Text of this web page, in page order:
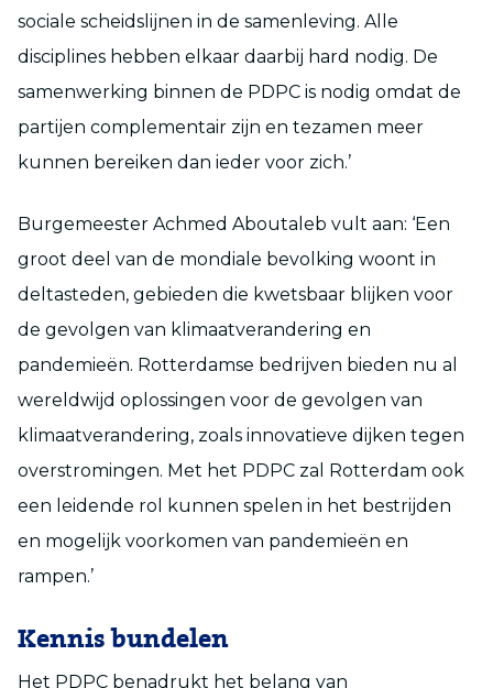
sociale scheidslijnen in de samenleving. Alle
disciplines hebben elkaar daarbij hard nodig. De
samenwerking binnen de PDPC is nodig omdat de
partijen complementair zijn en tezamen meer
kunnen bereiken dan ieder voor zich.’
Burgemeester Achmed Aboutaleb vult aan: ‘Een
groot deel van de mondiale bevolking woont in
deltasteden, gebieden die kwetsbaar blijken voor
de gevolgen van klimaatverandering en
pandemieën. Rotterdamse bedrijven bieden nu al
wereldwijd oplossingen voor de gevolgen van
klimaatverandering, zoals innovatieve dijken tegen
overstromingen. Met het PDPC zal Rotterdam ook
een leidende rol kunnen spelen in het bestrijden
en mogelijk voorkomen van pandemieën en
rampen.’
Kennis bundelen
Het PDPC benadrukt het belang van